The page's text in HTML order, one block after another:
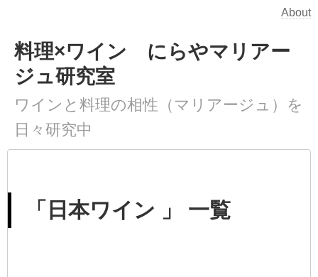
About
料理×ワイン にらやマリアー
ジュ研究室
ワインと料理の相性（マリアージュ）を
日々研究中
「日本ワイン 」 一覧